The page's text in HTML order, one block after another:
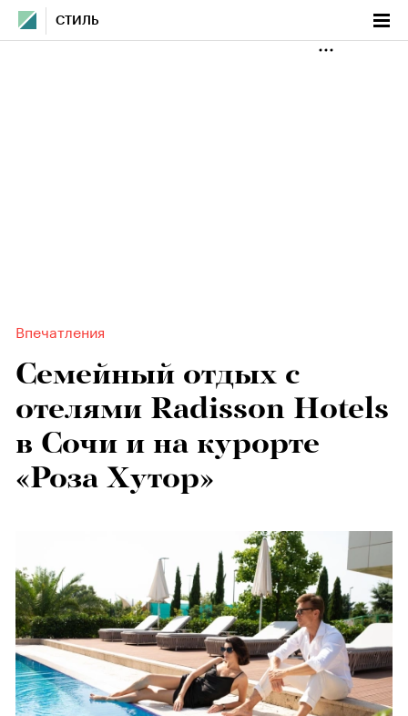
СТИЛЬ
Впечатления
Семейный отдых с
отелями Radisson Hotels
в Сочи и на курорте
«Роза Хутор»